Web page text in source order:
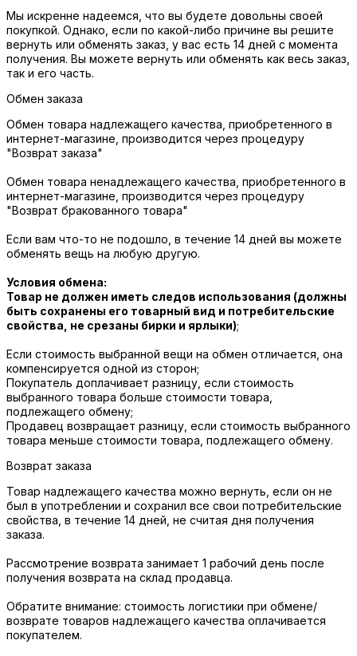
Мы искренне надеемся, что вы будете довольны своей
покупкой. Однако, если по какой-либо причине вы решите
вернуть или обменять заказ, у вас есть 14 дней с момента
получения. Вы можете вернуть или обменять как весь заказ,
так и его часть.
Обмен заказа
Обмен товара надлежащего качества, приобретенного в
интернет-магазине, производится через процедуру
"Возврат заказа"
Обмен товара ненадлежащего качества, приобретенного в
интернет-магазине, производится через процедуру
"Возврат бракованного товара"
Если вам что-то не подошло, в течение 14 дней вы можете
обменять вещь на любую другую.
Условия обмена:
Товар не должен иметь следов использования (должны
быть сохранены его товарный вид и потребительские
свойства, не срезаны бирки и ярлыки);
Если стоимость выбранной вещи на обмен отличается, она
компенсируется одной из сторон;
Покупатель доплачивает разницу, если стоимость
выбранного товара больше стоимости товара,
подлежащего обмену;
Продавец возвращает разницу, если стоимость выбранного
товара меньше стоимости товара, подлежащего обмену.
Возврат заказа
Товар надлежащего качества можно вернуть, если он не
был в употреблении и сохранил все свои потребительские
свойства, в течение 14 дней, не считая дня получения
заказа.
Рассмотрение возврата занимает 1 рабочий день после
получения возврата на склад продавца.
Обратите внимание: стоимость логистики при обмене/
возврате товаров надлежащего качества оплачивается
покупателем.